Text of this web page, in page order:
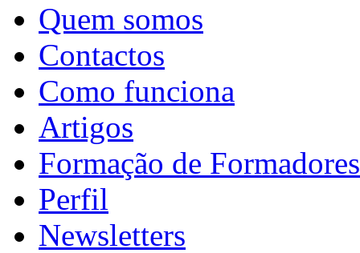
Quem somos
Contactos
Como funciona
Artigos
Formação de Formadores
Perfil
Newsletters